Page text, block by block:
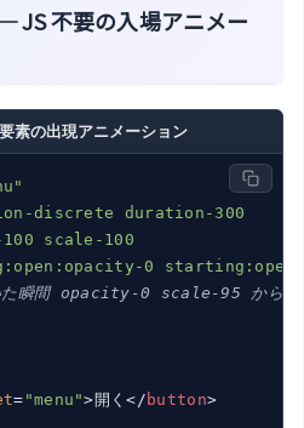
不要の入場アニメー
の出現アニメーション
discrete duration-300
scale-100
0
瞬間 opacity-0 scale-95 から始
= "menu">開く</ button>